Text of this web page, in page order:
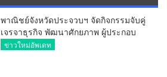
พาณิชย์จังหวัดประจวบฯ จัดกิจกรรมจับคู่
เจรจาธุรกิจ พัฒนาศักยภาพ ผู้ประกอบ
การ ขยายช่องทางการค้า สู่การค้า
ข่าวใหม่อัพเดท